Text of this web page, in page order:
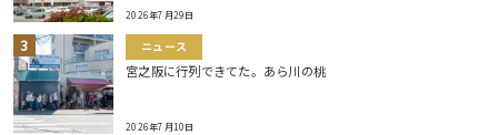
2026年7月29日
ニュース
宮之阪に行列できてた。あら川の桃
2026年7月10日